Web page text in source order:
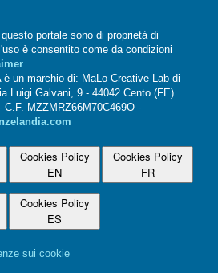
questo portale sono di proprietà di
è consentito come da condizioni
è un marchio di: MaLo Creative Lab di
Luigi Galvani, 9 - 44042 Cento (FE)
C.F. MZZMRZ66M70C469O -
Cookies Policy
EN
Cookies Policy
FR
Cookies Policy
ES
sui cookie